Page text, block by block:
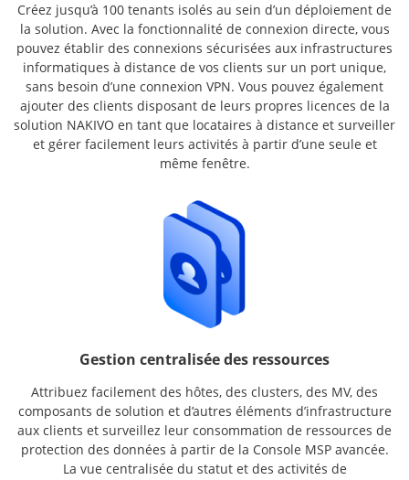
Créez jusqu’à 100 tenants isolés au sein d’un déploiement de
la solution. Avec la fonctionnalité de connexion directe, vous
pouvez établir des connexions sécurisées aux infrastructures
informatiques à distance de vos clients sur un port unique,
sans besoin d’une connexion VPN. Vous pouvez également
ajouter des clients disposant de leurs propres licences de la
solution NAKIVO en tant que locataires à distance et surveiller
et gérer facilement leurs activités à partir d’une seule et
même fenêtre.
Gestion centralisée des ressources
Attribuez facilement des hôtes, des clusters, des MV, des
composants de solution et d’autres éléments d’infrastructure
aux clients et surveillez leur consommation de ressources de
protection des données à partir de la Console MSP avancée.
La vue centralisée du statut et des activités de